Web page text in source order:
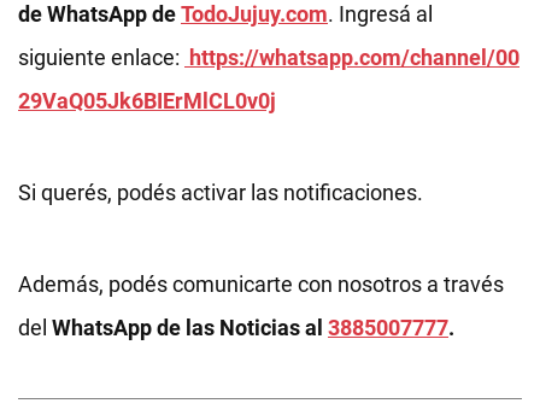
de WhatsApp deTodoJujuy.com. Ingresá al
siguiente enlace: https://whatsapp.com/channel/00
29VaQ05Jk6BIErMlCL0v0j
Si querés, podés activar las notificaciones.
Además, podés comunicarte con nosotros a través
del WhatsApp de las Noticias al 3885007777.